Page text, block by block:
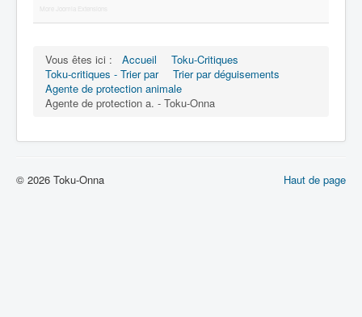
Personnage
Transformation
Objet
More Joomla Extensions
Vous êtes ici : Accueil
Toku-Critiques
Toku-critiques - Trier par
Trier par déguisements
Agente de protection animale
Agente de protection a. - Toku-Onna
Haut de page
© 2026 Toku-Onna